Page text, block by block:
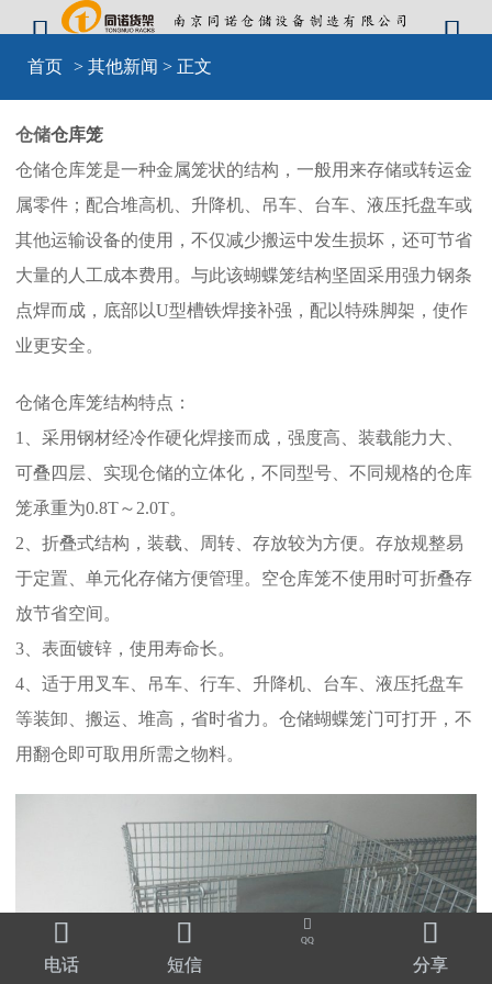


首页 > 其他新闻 > 正文
仓储仓库笼
仓储仓库笼是一种金属笼状的结构，一般用来存储或转运金
属零件；配合堆高机、升降机、吊车、台车、液压托盘车或
其他运输设备的使用，不仅减少搬运中发生损坏，还可节省
大量的人工成本费用。与此该蝴蝶笼结构坚固采用强力钢条
点焊而成，底部以U型槽铁焊接补强，配以特殊脚架，使作
业更安全。
仓储仓库笼结构特点：
1、采用钢材经冷作硬化焊接而成，强度高、装载能力大、
可叠四层、实现仓储的立体化，不同型号、不同规格的仓库
笼承重为0.8T～2.0T。
2、折叠式结构，装载、周转、存放较为方便。存放规整易
于定置、单元化存储方便管理。空仓库笼不使用时可折叠存
放节省空间。
3、表面镀锌，使用寿命长。
4、适于用叉车、吊车、行车、升降机、台车、液压托盘车
等装卸、搬运、堆高，省时省力。仓储蝴蝶笼门可打开，不
用翻仓即可取用所需之物料。

电话

短信

QQ 
分享